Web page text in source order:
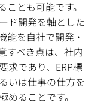
とも可能です。
ド開発を軸とした
能を自社で開発・
すべき点は、社内
求であり、ERP標
いは仕事の仕方を
ることです。